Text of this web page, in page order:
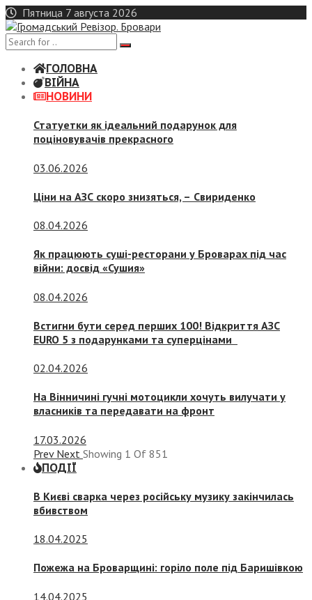
Skip
to
content
Пятница 7 августа 2026
ГОЛОВНА
ВІЙНА
НОВИНИ
Статуетки як ідеальний подарунок для
поціновувачів прекрасного
03.06.2026
Ціни на АЗС скоро знизяться, – Свириденко
08.04.2026
Як працюють суші-ресторани у Броварах під час
війни: досвід «Сушия»
08.04.2026
Встигни бути серед перших 100! Відкриття АЗС
EURO 5 з подарунками та суперцінами
02.04.2026
На Вінничині гучні мотоцикли хочуть вилучати у
власників та передавати на фронт
17.03.2026
Prev Next Showing 1 Of 851
ПОДІЇ
В Києві сварка через російську музику закінчилась
вбивством
18.04.2025
Пожежа на Броварщині: горіло поле під Баришівкою
14.04.2025